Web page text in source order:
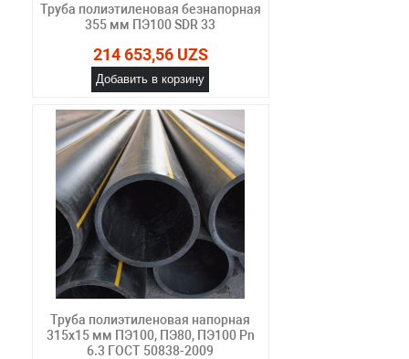
Труба полиэтиленовая безнапорная
355 мм ПЭ100 SDR 33
214 653,56 UZS
Добавить в корзину
Труба полиэтиленовая напорная
315х15 мм ПЭ100, ПЭ80, ПЭ100 Pn
6.3 ГОСТ 50838-2009